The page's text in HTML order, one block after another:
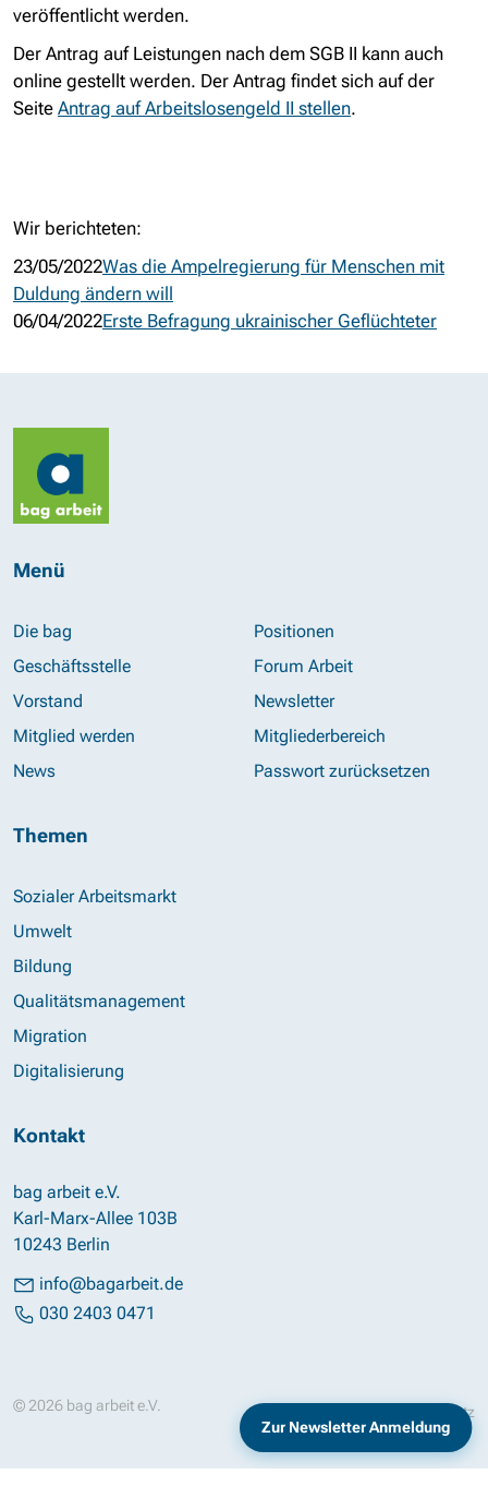
veröffentlicht werden.
Der Antrag auf Leistungen nach dem SGB II kann auch
online gestellt werden. Der Antrag findet sich auf der
Seite Antrag auf Arbeitslosengeld II stellen.
Wir berichteten:
23/05/2022Was die Ampelregierung für Menschen mit
Duldung ändern will
06/04/2022Erste Befragung ukrainischer Geflüchteter
Menü
Die bag
Geschäftsstelle
Vorstand
Mitglied werden
News
Positionen
Forum Arbeit
Newsletter
Mitgliederbereich
Passwort zurücksetzen
Themen
Sozialer Arbeitsmarkt
Umwelt
Bildung
Qualitätsmanagement
Migration
Digitalisierung
Kontakt
bag arbeit e.V.
Karl-Marx-Allee 103B
10243 Berlin
info@bagarbeit.de
030 2403 0471
© 2026 bag arbeit e.V. Datenschutz
Zur Newsletter Anmeldung